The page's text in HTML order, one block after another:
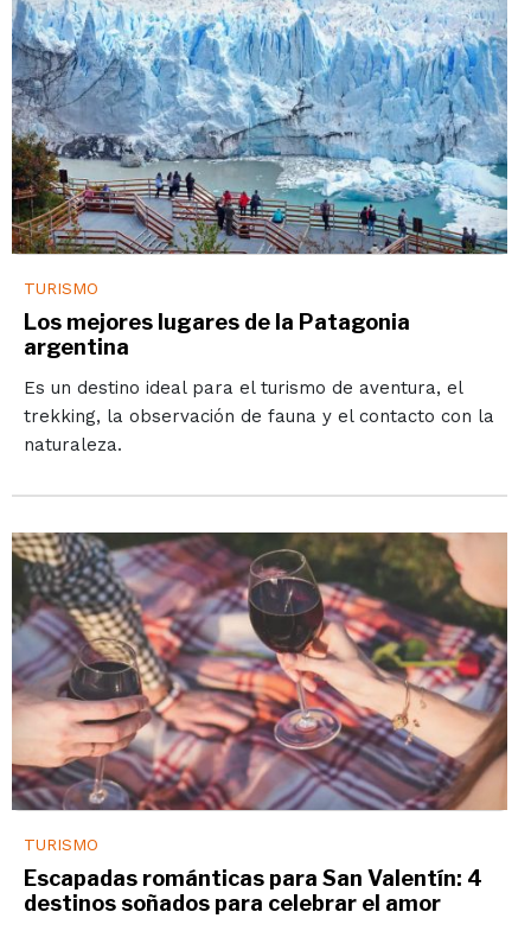
TURISMO
Los mejores lugares de la Patagonia
argentina
Es un destino ideal para el turismo de aventura, el
trekking, la observación de fauna y el contacto con la
naturaleza.
TURISMO
Escapadas románticas para San Valentín: 4
destinos soñados para celebrar el amor